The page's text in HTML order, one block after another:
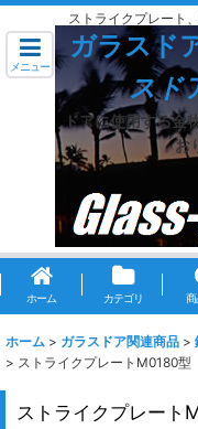
ストライクプレート
メニュー
ガラスド
スド
ドアに使用する金
お
ホーム カテゴリ 商
ホーム > ガラスドア関連商品 >
> ストライクプレートM0180型
ストライクプレート